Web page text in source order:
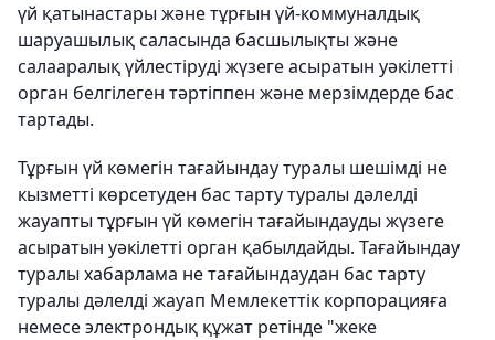
үй қатынастары және тұрғын үй-коммуналдық
шаруашылық саласында басшылықты және
салааралық үйлестіруді жүзеге асыратын уәкілетті
орган белгілеген тәртіппен және мерзімдерде бас
тартады.
Тұрғын үй көмегін тағайындау туралы шешімді не
кызметті көрсетуден бас тарту туралы дәлелді
жауапты тұрғын үй көмегін тағайындауды жүзеге
асыратын уәкілетті орган қабылдайды. Тағайындау
туралы хабарлама не тағайындаудан бас тарту
туралы дәлелді жауап Мемлекеттік корпорацияға
немесе электрондық құжат ретінде "жеке